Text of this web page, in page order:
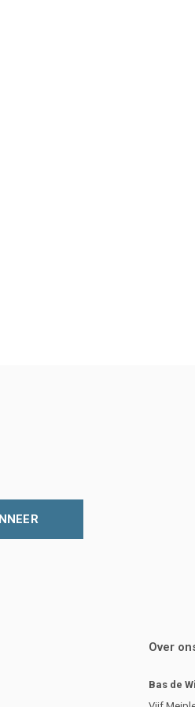
Over
Bas de